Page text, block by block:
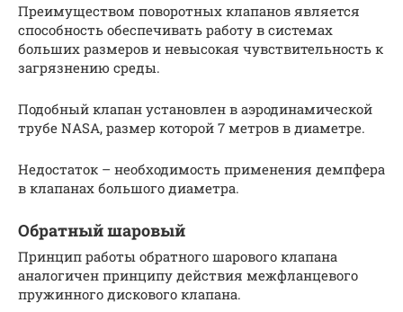
Преимуществом поворотных клапанов является
способность обеспечивать работу в системах
больших размеров и невысокая чувствительность к
загрязнению среды.
Подобный клапан установлен в аэродинамической
трубе NASA, размер которой 7 метров в диаметре.
Недостаток – необходимость применения демпфера
в клапанах большого диаметра.
Обратный шаровый
Принцип работы обратного шарового клапана
аналогичен принципу действия межфланцевого
пружинного дискового клапана.